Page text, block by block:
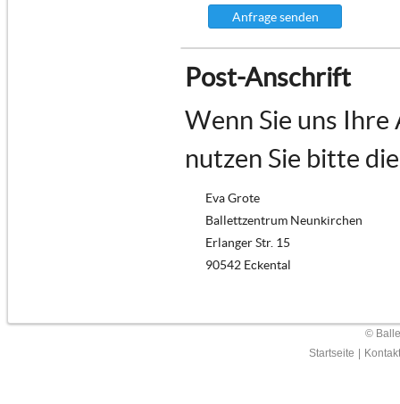
Anfrage senden
Post-Anschrift
Wenn Sie uns
nutzen Sie bitte
Eva Grote
Ballettzentrum Neunkirchen
Erlanger Str. 15
90542 Eckental
©
Startseite
Kontakt